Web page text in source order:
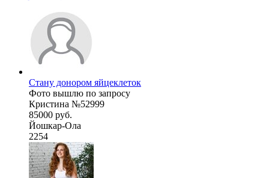
Стану донором яйцеклеток
Фото вышлю по запросу
Кристина №52999
85000 руб.
Йошкар-Ола
2254